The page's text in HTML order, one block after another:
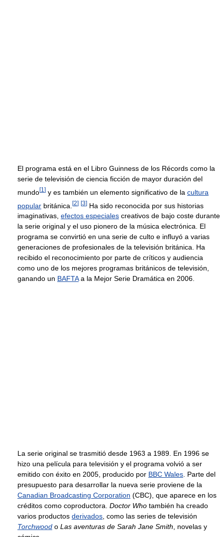
El programa está en el Libro Guinness de los Récords como la
serie de televisión de ciencia ficción de mayor duración del
mundo[1 ] y es también un elemento significativo de la cultura
popular británica. [2] [3] Ha sido reconocida por sus historias
imaginativas, efectos especiales creativos de bajo coste durante
la serie original y el uso pionero de la música electrónica. El
programa se convirtió en una serie de culto e influyó a varias
generaciones de profesionales de la televisión británica. Ha
recibido el reconocimiento por parte de críticos y audiencia
como uno de los mejores programas británicos de televisión,
ganando un BAFTAa la Mejor Serie Dramática en 2006.
La serie original se trasmitió desde 1963 a 1989. En 1996 se
hizo una película para televisión y el programa volvió a ser
emitido con éxito en 2005, producido por BBC Wales. Parte del
presupuesto para desarrollar la nueva serie proviene de la
Canadian Broadcasting Corporation (CBC), que aparece en los
créditos como coproductora. Doctor Who también ha creado
varios productos derivados, como las series de televisión
Torchwood o Las aventuras de Sarah Jane Smith, novelas y